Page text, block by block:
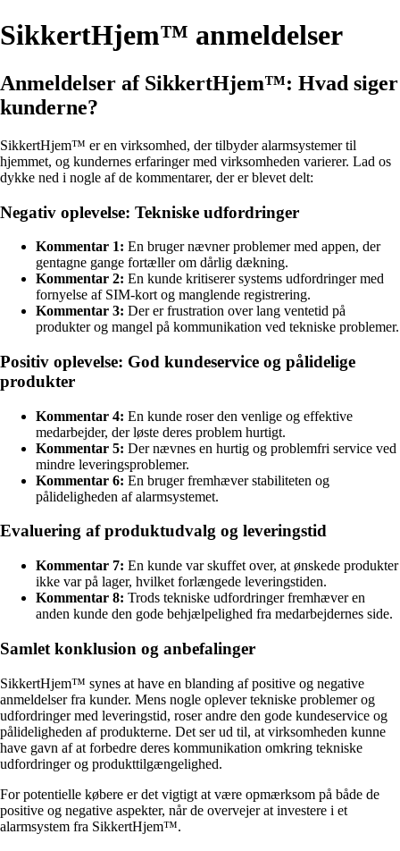
SikkertHjem™ anmeldelser
Anmeldelser af SikkertHjem™: Hvad siger
kunderne?
SikkertHjem™ er en virksomhed, der tilbyder alarmsystemer til
hjemmet, og kundernes erfaringer med virksomheden varierer. Lad os
dykke ned i nogle af de kommentarer, der er blevet delt:
Negativ oplevelse: Tekniske udfordringer
Kommentar 1: En bruger nævner problemer med appen, der
gentagne gange fortæller om dårlig dækning.
Kommentar 2: En kunde kritiserer systems udfordringer med
fornyelse af SIM-kort og manglende registrering.
Kommentar 3: Der er frustration over lang ventetid på
produkter og mangel på kommunikation ved tekniske problemer.
Positiv oplevelse: God kundeservice og pålidelige
produkter
Kommentar 4: En kunde roser den venlige og effektive
medarbejder, der løste deres problem hurtigt.
Kommentar 5: Der nævnes en hurtig og problemfri service ved
mindre leveringsproblemer.
Kommentar 6: En bruger fremhæver stabiliteten og
pålideligheden af alarmsystemet.
Evaluering af produktudvalg og leveringstid
Kommentar 7: En kunde var skuffet over, at ønskede produkter
ikke var på lager, hvilket forlængede leveringstiden.
Kommentar 8: Trods tekniske udfordringer fremhæver en
anden kunde den gode behjælpelighed fra medarbejdernes side.
Samlet konklusion og anbefalinger
SikkertHjem™ synes at have en blanding af positive og negative
anmeldelser fra kunder. Mens nogle oplever tekniske problemer og
udfordringer med leveringstid, roser andre den gode kundeservice og
pålideligheden af produkterne. Det ser ud til, at virksomheden kunne
have gavn af at forbedre deres kommunikation omkring tekniske
udfordringer og produkttilgængelighed.
For potentielle købere er det vigtigt at være opmærksom på både de
positive og negative aspekter, når de overvejer at investere i et
alarmsystem fra SikkertHjem™.